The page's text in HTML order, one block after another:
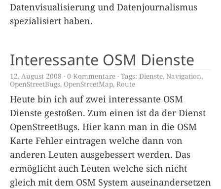
Datenvisualisierung und Datenjournalismus
spezialisiert haben.
Interessante OSM Dienste
12. August 2008 0 Kommentare Tags: Dienste, Navigation,
OpenStreetBugs, OpenStreetMap, Route
Heute bin ich auf zwei interessante OSM
Dienste gestoßen. Zum einen ist da der Dienst
OpenStreetBugs. Hier kann man in die OSM
Karte Fehler eintragen welche dann von
anderen Leuten ausgebessert werden. Das
ermöglicht auch Leuten welche sich nicht
gleich mit dem OSM System auseinandersetzen